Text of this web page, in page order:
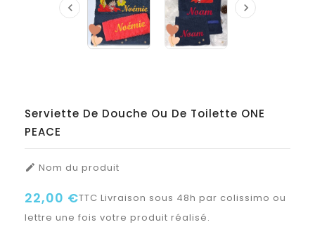
 
Serviette De Douche Ou De Toilette ONE
PEACE
 Nom du produit
22,00 €TTC Livraison sous 48h par colissimo ou
lettre une fois votre produit réalisé.